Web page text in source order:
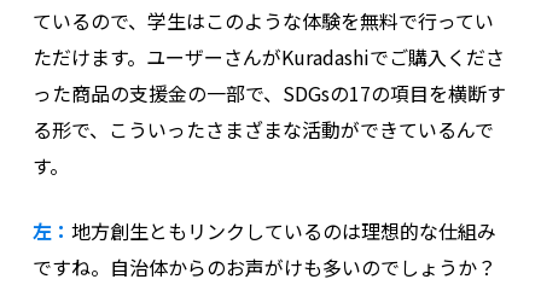
ているので、学生はこのような体験を無料で行ってい
ただけます。ユーザーさんがKuradashiでご購入くださ
った商品の支援金の一部で、SDGsの17の項目を横断す
る形で、こういったさまざまな活動ができているんで
す。
左： 地方創生ともリンクしているのは理想的な仕組み
ですね。自治体からのお声がけも多いのでしょうか？